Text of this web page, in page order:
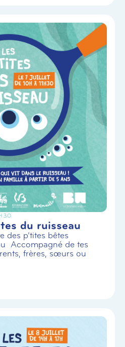
du ruisseau
des p’tites bêtes
Accompagné de tes
frères, sœurs ou